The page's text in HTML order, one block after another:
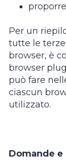
Per un
tutte le
browser, è
browser
può fare
ciascun
utilizzato.
Domande e